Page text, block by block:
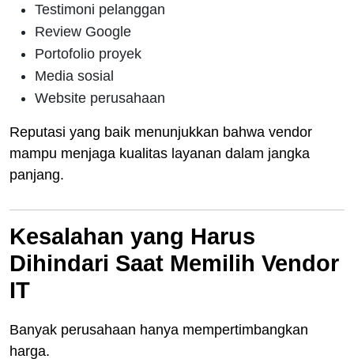
Testimoni pelanggan
Review Google
Portofolio proyek
Media sosial
Website perusahaan
Reputasi yang baik menunjukkan bahwa vendor
mampu menjaga kualitas layanan dalam jangka
panjang.
Kesalahan yang Harus
Dihindari Saat Memilih Vendor
IT
Banyak perusahaan hanya mempertimbangkan
harga.